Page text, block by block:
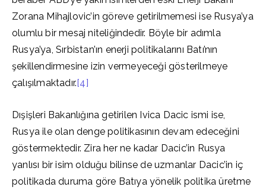
Zorana Mihajlovic’in göreve getirilmemesi ise Rusya’ya
olumlu bir mesaj niteliğindedir. Böyle bir adımla
Rusya’ya, Sırbistan’ın enerji politikalarını Batı’nın
şekillendirmesine izin vermeyeceği gösterilmeye
çalışılmaktadır.[4]
Dışişleri Bakanlığına getirilen Ivica Dacic ismi ise,
Rusya ile olan denge politikasının devam edeceğini
göstermektedir. Zira her ne kadar Dacic’in Rusya
yanlısı bir isim olduğu bilinse de uzmanlar Dacic’in iç
politikada duruma göre Batıya yönelik politika üretme